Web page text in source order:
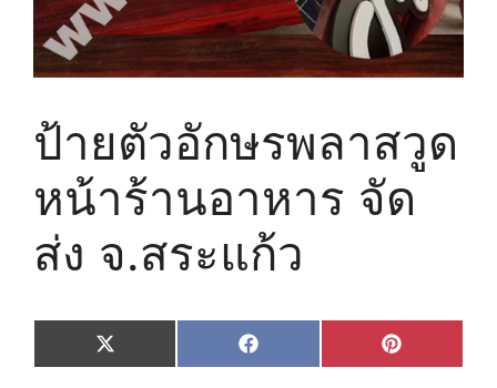
ป้ายตัวอักษรพลาสวูด
หน้าร้านอาหาร จัด
ส่ง จ.สระแก้ว
Share
on
X
(
Share
on
F
a
Share
on
P
i